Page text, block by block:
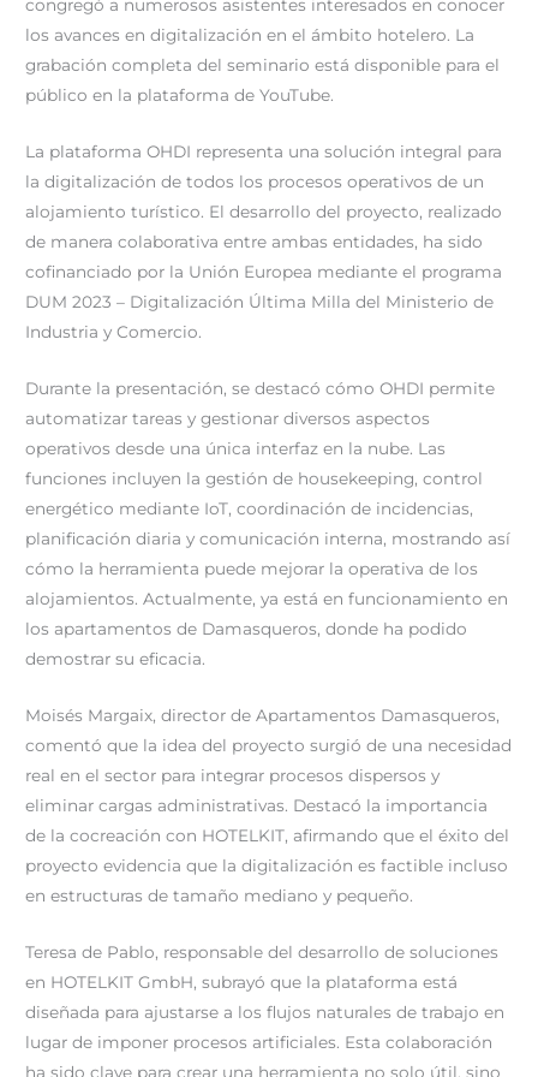
congregó a numerosos asistentes interesados en conocer
los avances en digitalización en el ámbito hotelero. La
grabación completa del seminario está disponible para el
público en la plataforma de YouTube.
La plataforma OHDI representa una solución integral para
la digitalización de todos los procesos operativos de un
alojamiento turístico. El desarrollo del proyecto, realizado
de manera colaborativa entre ambas entidades, ha sido
cofinanciado por la Unión Europea mediante el programa
DUM 2023 – Digitalización Última Milla del Ministerio de
Industria y Comercio.
Durante la presentación, se destacó cómo OHDI permite
automatizar tareas y gestionar diversos aspectos
operativos desde una única interfaz en la nube. Las
funciones incluyen la gestión de housekeeping, control
energético mediante IoT, coordinación de incidencias,
planificación diaria y comunicación interna, mostrando así
cómo la herramienta puede mejorar la operativa de los
alojamientos. Actualmente, ya está en funcionamiento en
los apartamentos de Damasqueros, donde ha podido
demostrar su eficacia.
Moisés Margaix, director de Apartamentos Damasqueros,
comentó que la idea del proyecto surgió de una necesidad
real en el sector para integrar procesos dispersos y
eliminar cargas administrativas. Destacó la importancia
de la cocreación con HOTELKIT, afirmando que el éxito del
proyecto evidencia que la digitalización es factible incluso
en estructuras de tamaño mediano y pequeño.
Teresa de Pablo, responsable del desarrollo de soluciones
en HOTELKIT GmbH, subrayó que la plataforma está
diseñada para ajustarse a los flujos naturales de trabajo en
lugar de imponer procesos artificiales. Esta colaboración
ha sido clave para crear una herramienta no solo útil, sino